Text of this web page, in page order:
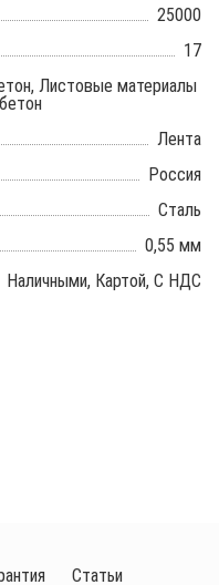
25000
17
Листовые материалы
Лента
Россия
Сталь
0,55 мм
Наличными, Картой, С НДС
Статьи